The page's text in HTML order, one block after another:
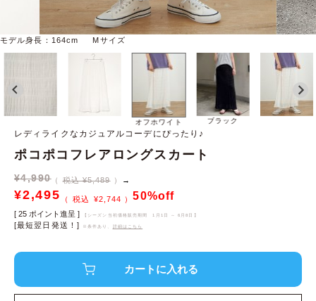
モデル身長：164cm Mサイズ
オフホワイト ブラック
レディライクなカジュアルコーデにぴったり♪
ポコポコフレアロングスカート
¥4,990 税込 ¥5,489 →
¥2,495 ¥2,744 50%off
[ 25 ポイント進呈 ] 【シーズン当初価格販売期間 1月1日 ～ 6月8日 】
[最短翌日発送！] ※条件あり、 詳細はこちら